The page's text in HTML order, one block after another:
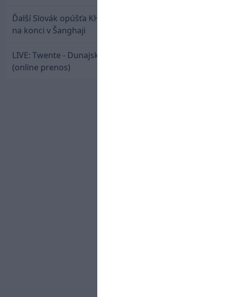
Ďalší Slovák opúšťa KHL. Patrik Rybár sa dohodol
na konci v Šanghaji
LIVE: Twente - Dunajská Streda / Konferenčná liga
(online prenos)